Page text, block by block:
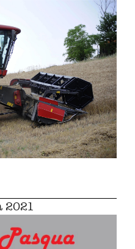
2021